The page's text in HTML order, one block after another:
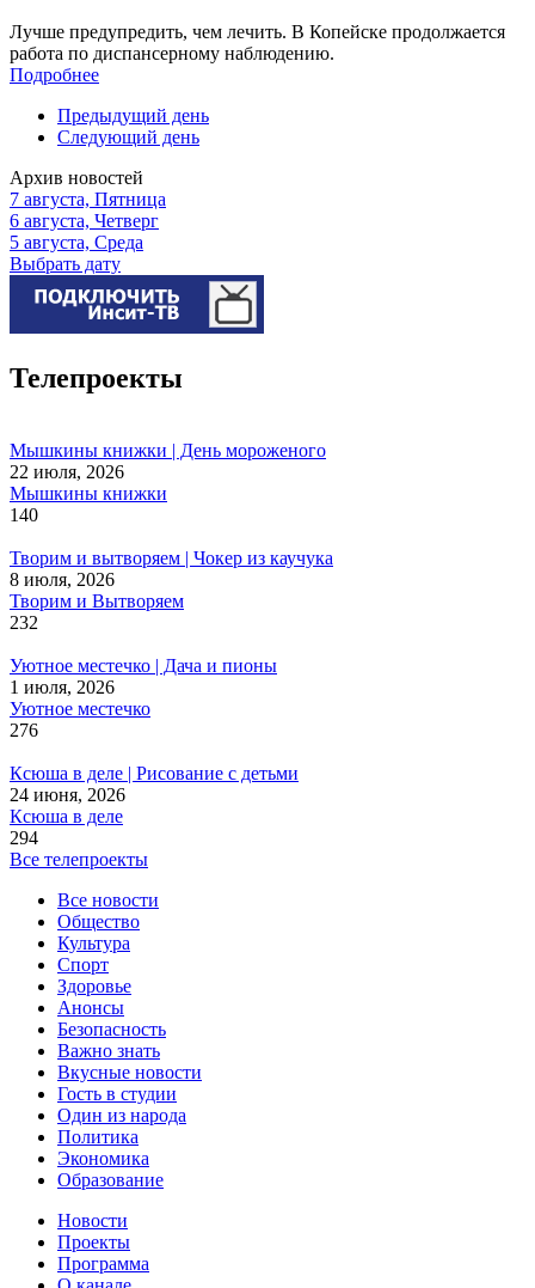
Лучше предупредить, чем лечить. В Копейске продолжается
работа по диспансерному наблюдению.
Подробнее
Предыдущий день
Следующий день
Архив новостей
7 августа, Пятница
6 августа, Четверг
5 августа, Среда
Выбрать дату
Телепроекты
Мышкины книжки | День мороженого
22 июля, 2026
Мышкины книжки
140
Творим и вытворяем | Чокер из каучука
8 июля, 2026
Творим и Вытворяем
232
Уютное местечко | Дача и пионы
1 июля, 2026
Уютное местечко
276
Ксюша в деле | Рисование с детьми
24 июня, 2026
Ксюша в деле
294
Все телепроекты
Все новости
Общество
Культура
Спорт
Здоровье
Анонсы
Безопасность
Важно знать
Вкусные новости
Гость в студии
Один из народа
Политика
Экономика
Образование
Новости
Проекты
Программа